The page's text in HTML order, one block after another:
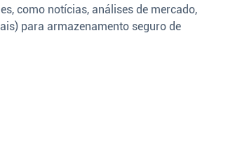
como notícias, análises de mercado,
para armazenamento seguro de